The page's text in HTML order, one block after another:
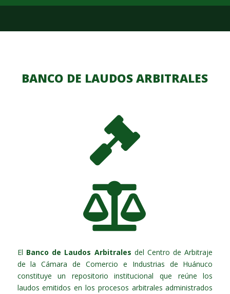
BANCO DE LAUDOS ARBITRALES


El Banco de Laudos Arbitrales del Centro de Arbitraje
de la Cámara de Comercio e Industrias de Huánuco
constituye un repositorio institucional que reúne los
laudos emitidos en los procesos arbitrales administrados